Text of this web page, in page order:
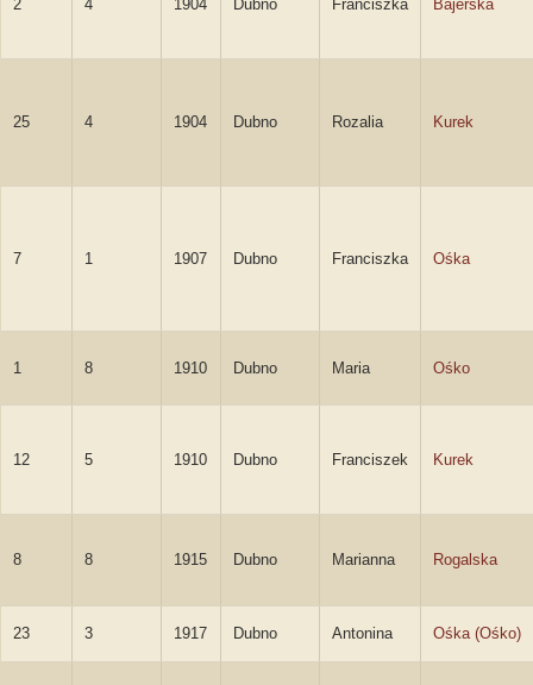
2 4 1904 Dubno Franciszka Bajerska
25 4 1904 Dubno Rozalia Kurek
7 1 1907 Dubno Franciszka Ośka
1 8 1910 Dubno Maria Ośko
12 5 1910 Dubno Franciszek Kurek
8 8 1915 Dubno Marianna Rogalska
23 3 1917 Dubno Antonina Ośka (Ośko)